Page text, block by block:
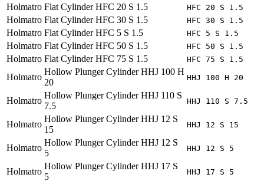
Holmatro Flat Cylinder HFC 20 S 1.5 HFC 20 S 1.5
Holmatro Flat Cylinder HFC 30 S 1.5 HFC 30 S 1.5
Holmatro Flat Cylinder HFC 5 S 1.5 HFC 5 S 1.5
Holmatro Flat Cylinder HFC 50 S 1.5 HFC 50 S 1.5
Holmatro Flat Cylinder HFC 75 S 1.5 HFC 75 S 1.5
Holmatro
Hollow Plunger Cylinder HHJ 100 H
20
HHJ 100 H 20
Holmatro
Hollow Plunger Cylinder HHJ 110 S
7.5
HHJ 110 S 7.5
Holmatro
Hollow Plunger Cylinder HHJ 12 S
15
HHJ 12 S 15
Holmatro
Hollow Plunger Cylinder HHJ 12 S
5
HHJ 12 S 5
Holmatro
Hollow Plunger Cylinder HHJ 17 S
5
HHJ 17 S 5